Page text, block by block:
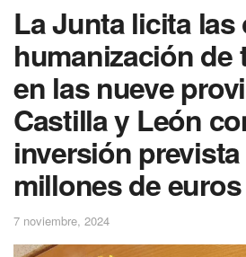
La Junta licita las
humanización de
en las nueve
Castilla y León
inversión prevista
millones de euros
7 noviembre, 2024